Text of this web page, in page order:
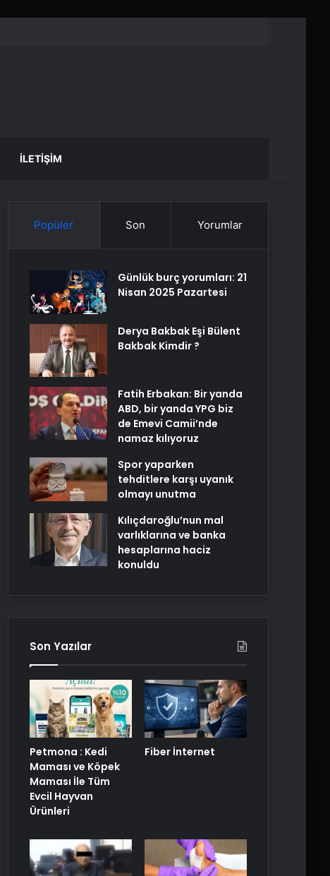
İLETIŞIM
Popüler Son Yorumlar
Günlük burç yorumları: 21
Nisan 2025 Pazartesi
Derya Bakbak Eşi Bülent
Bakbak Kimdir ?
Fatih Erbakan: Bir yanda
ABD, bir yanda YPG biz
de Emevi Camii’nde
namaz kılıyoruz
Spor yaparken
tehditlere karşı uyanık
olmayı unutma
Kılıçdaroğlu’nun mal
varlıklarına ve banka
hesaplarına haciz
konuldu
Son Yazılar
Petmona : Kedi
Maması ve Köpek
Maması İle Tüm
Evcil Hayvan
Ürünleri
Fiber İnternet